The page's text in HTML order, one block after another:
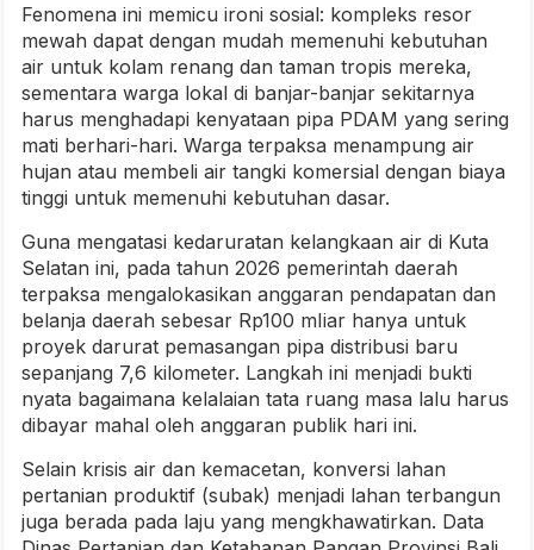
Fenomena ini memicu ironi sosial: kompleks resor
mewah dapat dengan mudah memenuhi kebutuhan
air untuk kolam renang dan taman tropis mereka,
sementara warga lokal di banjar-banjar sekitarnya
harus menghadapi kenyataan pipa PDAM yang sering
mati berhari-hari. Warga terpaksa menampung air
hujan atau membeli air tangki komersial dengan biaya
tinggi untuk memenuhi kebutuhan dasar.
Guna mengatasi kedaruratan kelangkaan air di Kuta
Selatan ini, pada tahun 2026 pemerintah daerah
terpaksa mengalokasikan anggaran pendapatan dan
belanja daerah sebesar Rp100 mIiar hanya untuk
proyek darurat pemasangan pipa distribusi baru
sepanjang 7,6 kilometer. Langkah ini menjadi bukti
nyata bagaimana kelalaian tata ruang masa lalu harus
dibayar mahal oleh anggaran publik hari ini.
Selain krisis air dan kemacetan, konversi lahan
pertanian produktif (subak) menjadi lahan terbangun
juga berada pada laju yang mengkhawatirkan. Data